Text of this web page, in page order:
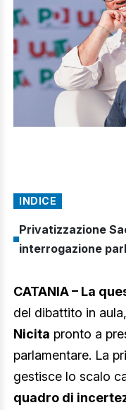
INDICE
Privatizzazione
interrogazione
CATANIA – La
del dibattito in
Nicita pronto a
parlamentare. La
gestisce lo scalo
quadro di